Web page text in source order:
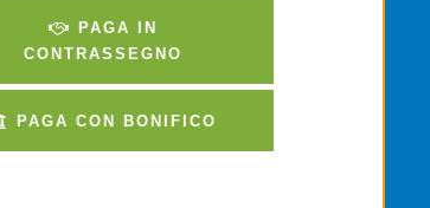
CONTRASSEGNO
PAGA CON BONIFICO